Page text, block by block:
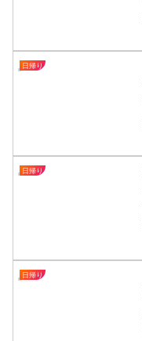
日帰り
日帰り
日帰り